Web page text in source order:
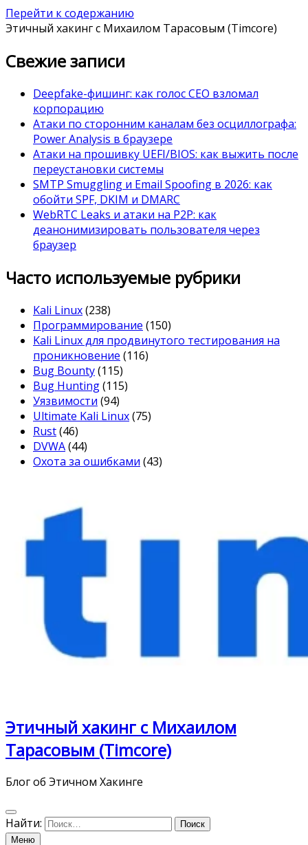
Перейти к содержанию
Этичный хакинг с Михаилом Тарасовым (Timcore)
Свежие записи
Deepfake-фишинг: как голос CEO взломал
корпорацию
Атаки по сторонним каналам без осциллографа:
Power Analysis в браузере
Атаки на прошивку UEFI/BIOS: как выжить после
переустановки системы
SMTP Smuggling и Email Spoofing в 2026: как
обойти SPF, DKIM и DMARC
WebRTC Leaks и атаки на P2P: как
деанонимизировать пользователя через
браузер
Часто используемые рубрики
Kali Linux(238)
Программирование (150)
Kali Linux для продвинутого тестирования на
проникновение (116)
Bug Bounty(115)
Bug Hunting(115)
Уязвимости (94)
Ultimate Kali Linux(75)
Rust(46)
DVWA(44)
Охота за ошибками (43)
Этичный хакинг с Михаилом
Тарасовым (Timcore)
Блог об Этичном Хакинге
Найти:
Меню